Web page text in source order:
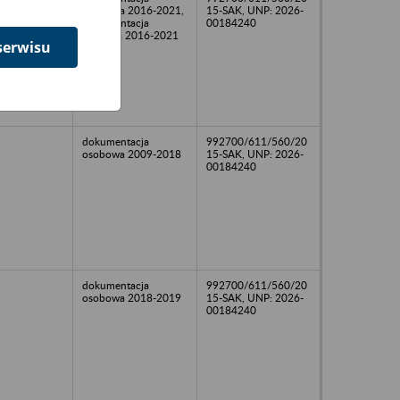
osobowa 2016-2021,
dokumentacja
płacowa 2016-2021
15-SAK, UNP: 2026-
00184240
dokumentacja
osobowa 2009-2018
992700/611/560/20
15-SAK, UNP: 2026-
00184240
dokumentacja
osobowa 2018-2019
992700/611/560/20
15-SAK, UNP: 2026-
00184240